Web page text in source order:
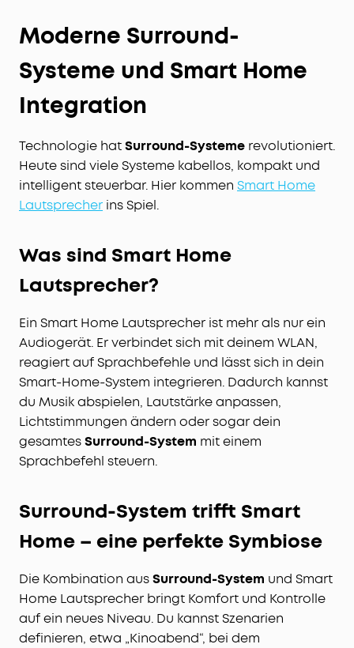
Moderne Surround-
Systeme und Smart Home
Integration
Technologie hatSurround-Systeme revolutioniert.
Heute sind viele Systeme kabellos, kompakt und
intelligent steuerbar. Hier kommen Smart Home
Lautsprecher ins Spiel.
Was sind Smart Home
Lautsprecher?
Ein Smart Home Lautsprecher ist mehr als nur ein
Audiogerät. Er verbindet sich mit deinem WLAN,
reagiert auf Sprachbefehle und lässt sich in dein
Smart-Home-System integrieren. Dadurch kannst
du Musik abspielen, Lautstärke anpassen,
Lichtstimmungen ändern oder sogar dein
gesamtesSurround-System mit einem
Sprachbefehl steuern.
Surround-System trifft Smart
Home – eine perfekte Symbiose
Die Kombination ausSurround-System und Smart
Home Lautsprecher bringt Komfort und Kontrolle
auf ein neues Niveau. Du kannst Szenarien
definieren, etwa „Kinoabend“, bei dem